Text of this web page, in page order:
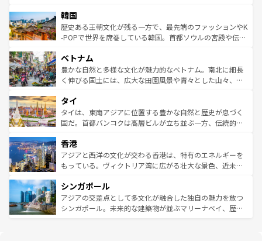
ワイを、存分に味わってほしい。 なお、新着のハワイ情報
はコンテンツ一覧を参照してほしい。
いる。アクティビティも充実しており、サーフィンやダイ
ビング、ハイキングなど、アウトドア好きにはたまらな
い。オーストラリアの多彩な魅力を存分に味わいつくそ
参照してほしい。
ン）、静ひつな山岳地帯である台湾東部など、都市の喧騒
と山間の静けさが共存しており、訪れる人に新しい発見と
驚きをもたらしてくれる。また、奥深い台湾の食文化も魅
容にもいいと評判のスイーツなど、バラエティ豊かな料理
が味わえる。 なお、新着の台湾情報は コンテンツ一覧を参
照してほしい。
韓国
歴史ある王朝文化が残る一方で、最先端のファッションやK
-POPで世界を席巻している韓国。首都ソウルの宮殿や伝統
き、地方に足を延ばせば四季折々の自然美を楽しむことが
できる。そして、キムチや焼肉、絶品のストリートフード
まで、さまざまな韓国料理が待っている。夜には、韓国な
リティに包まれながら、韓国の多彩な魅力を心ゆくまで味
わってみてほしい。 なお、新着の韓国情報はコンテンツ一
覧を参照してほしい。
ベトナム
豊かな自然と多様な文化が魅力的なベトナム。南北に細長
く伸びる国土には、広大な田園風景や青々とした山々、世
急速な発展と共に伝統が息づく。ハノイの古い町並みやホ
ーチミン市のフランス統治時代の建物も、独特の雰囲気を
醸し出している。また、バラエティの豊かさとおいしさで
とつ。フォーやバインミー、ベトナムコーヒーなどは、ぜ
ひ現地で味わいたい。どの地域を訪れてもあたたかい人々
が旅行者を迎えてくれるので、きっと忘れられない旅にな
参照してほしい。
タイ
タイは、東南アジアに位置する豊かな自然と歴史が息づく
国だ。首都バンコクは高層ビルが立ち並ぶ一方、伝統的な
の活気が交差している。北部ではチェンマイなどの山岳地
帯で自然と触れ合い、南部ではプーケットやクラビの美し
いビーチでリゾート気分を楽しむことができる。タイ料理
激する。気候は一年中温暖で、どの季節にも異なる楽しみ
が待っている。親しみやすいタイの人々、仏教を中心とし
た文化、そして多様な観光資源が、訪れる旅人を魅了し続
香港
アジアと西洋の文化が交わる香港は、特有のエネルギーを
もっている。ヴィクトリア湾に広がる壮大な景色、近未来
み、どこを訪れても感動するはず。観光スポットが密集し
ており、効率よく見どころを回れるのも魅力。息をのむよ
うな絶景から文化的な体験まで、香港を存分に楽しみ尽く
シンガポール
アジアの交差点として多文化が融合した独自の魅力を放つ
シンガポール。未来的な建築物が並ぶマリーナベイ、歴史